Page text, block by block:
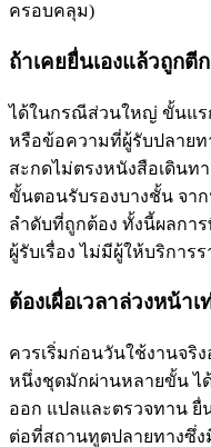
ครอบคลุม)
ถ้าเคยยื่นเองแล้วถูกตี
ได้ในกรณีส่วนใหญ่ ขั้นแร
หรือข้อความที่ผู้รับปลายท
สะกดไม่ตรงหนังสือเดินท
ขั้นตอนรับรองบางชั้น จา
ลำดับที่ถูกต้อง ทั้งนี้ผลกา
ผู้รับเรื่อง ไม่มีผู้ให้บริการ
ต้องเผื่อเวลาล่วงหน้า
ควรเริ่มก่อนวันใช้งานจริ
หนึ่งชุดมักผ่านหลายขั้น ไ
ออก แปลและตรวจทาน
ต่อที่สถานทูตปลายทางซึ่